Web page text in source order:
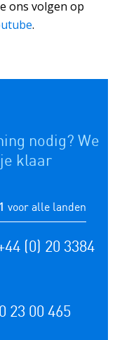
ons volgen op
.
nodig? We
klaar
voor alle landen
(0) 20 3384
23 00 465